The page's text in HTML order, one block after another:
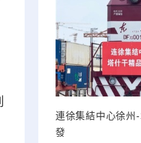
連徐集結中心徐州
發